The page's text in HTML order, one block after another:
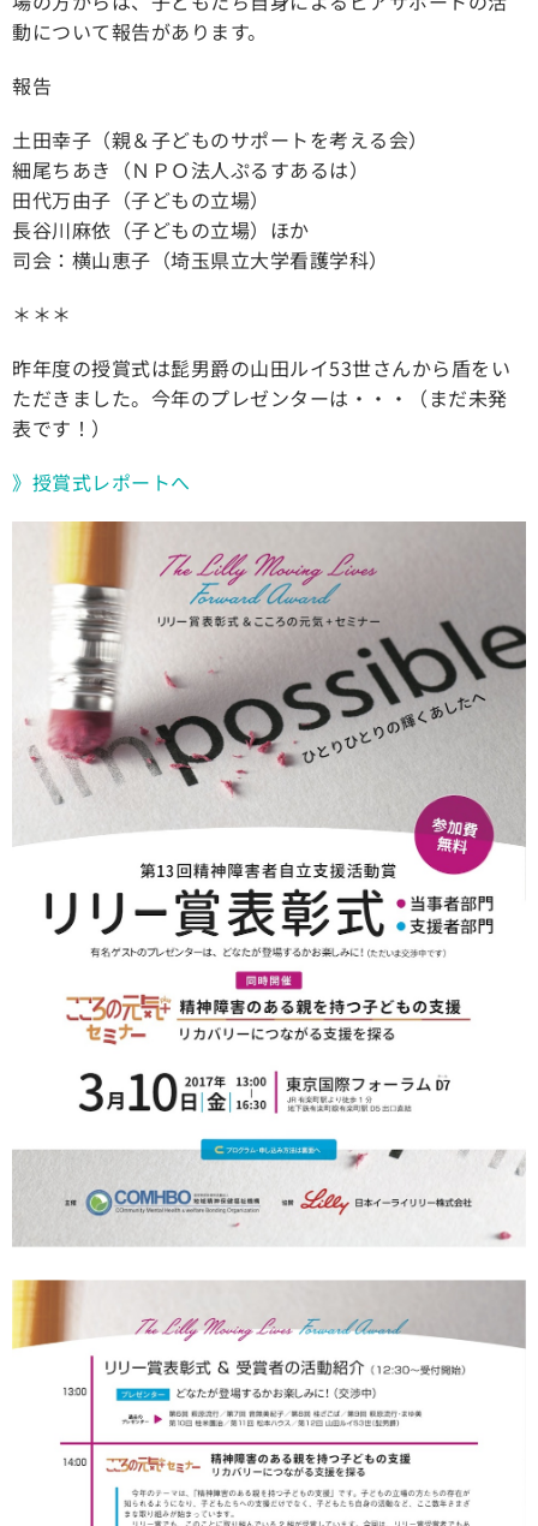
動について報告があります。
報告
土田幸子（親＆子どものサポートを考える会）
細尾ちあき（ＮＰＯ法人ぷるすあるは）
田代万由子（子どもの立場）
長谷川麻依（子どもの立場）ほか
司会：横山恵子（埼玉県立大学看護学科）
＊＊＊
昨年度の授賞式は髭男爵の山田ルイ53世さんから盾をい
ただきました。今年のプレゼンターは・・・（まだ未発
表です！）
》授賞式レポートへ